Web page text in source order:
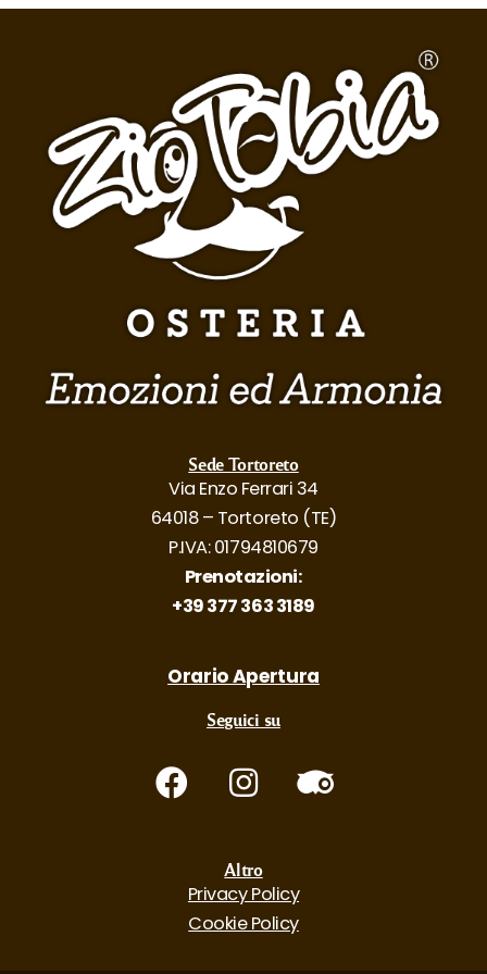
Sede Tortoreto
Via Enzo Ferrari 34
64018 – Tortoreto (TE)
P.IVA: 01794810679
Prenotazioni:
+39 377 363 3189
Orario Apertura
Seguici su
Altro
Privacy Policy
Cookie Policy